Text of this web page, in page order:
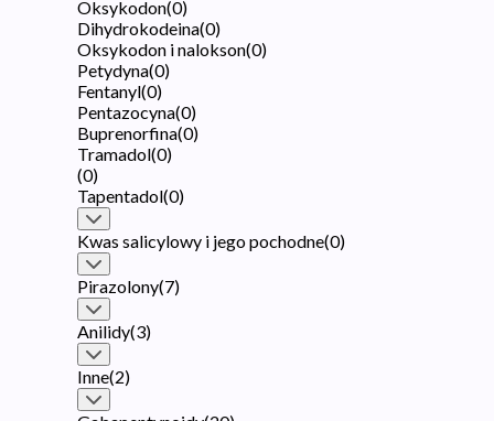
Oksykodon(0)
Dihydrokodeina(0)
Oksykodon i nalokson(0)
Petydyna(0)
Fentanyl(0)
Pentazocyna(0)
Buprenorfina(0)
Tramadol(0)
(0)
Tapentadol(0)
Kwas salicylowy i jego pochodne(0)
Pirazolony(7)
Anilidy(3)
Inne(2)